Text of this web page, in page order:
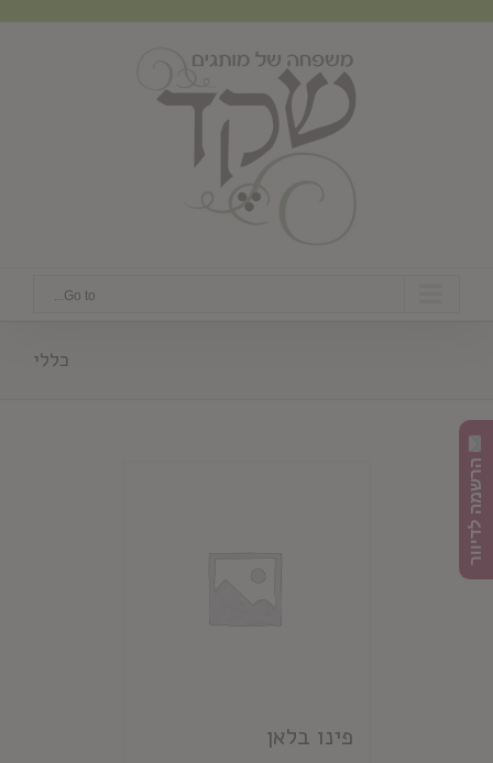
Go to...
כללי
פינו בלאן
הרשמה לדיוור